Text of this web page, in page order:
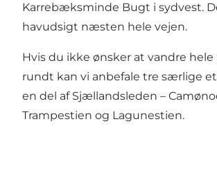
Karrebæksminde Bugt i sydvest.
havudsigt næsten hele vejen.
Hvis du ikke ønsker at vandre
rundt kan vi anbefale tre særlige
en del af Sjællandsleden –
Trampestien og Lagunestien.